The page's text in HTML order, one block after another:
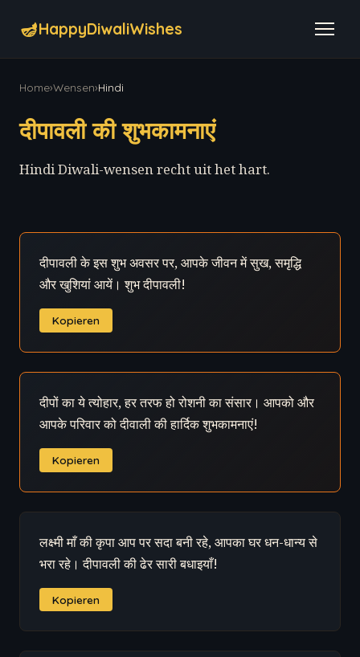
🪔HappyDiwaliWishes
Home›Wensen›Hindi
दीपावली की शुभकामनाएं
Hindi Diwali-wensen recht uit het hart.
दीपावली के इस शुभ अवसर पर, आपके जीवन में सुख, समृद्धि
और खुशियां आयें। शुभ दीपावली!
Kopieren
दीपों का ये त्योहार, हर तरफ हो रोशनी का संसार। आपको और
आपके परिवार को दीवाली की हार्दिक शुभकामनाएं!
Kopieren
लक्ष्मी माँ की कृपा आप पर सदा बनी रहे, आपका घर धन-धान्य से
भरा रहे। दीपावली की ढेर सारी बधाइयाँ!
Kopieren